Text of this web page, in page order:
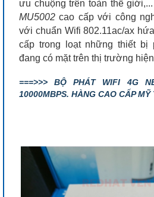
ưu chuộng trên toàn thế
MU5002 cao cấp với công
với chuẩn Wifi 802.11ac/ax
cấp trong loạt những thiết bị
đang có mặt trên thị trường
===>>> BỘ PHÁT WIFI 4G
10000MBPS. HÀNG CAO CẤP